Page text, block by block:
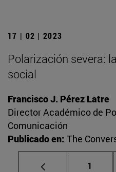
17 | 02 | 2023
Polarización severa:
social
Francisco J. Pérez Latre
Director Académico de
Comunicación
Publicado en: The
Página
1